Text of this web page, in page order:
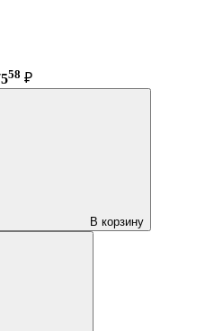
58 ₽
В корзину